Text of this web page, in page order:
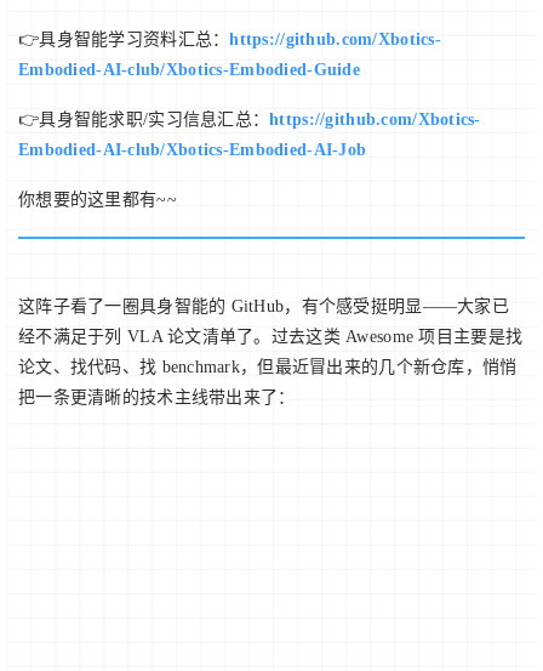
👉具身智能学习资料汇总：https://github.com/Xbotics-
Embodied-AI-club/Xbotics-Embodied-Guide
👉具身智能求职/实习信息汇总：https://github.com/Xbotics-
Embodied-AI-club/Xbotics-Embodied-AI-Job
你想要的这里都有~~
这阵子看了一圈具身智能的 GitHub，有个感受挺明显——大家已
经不满足于列 VLA 论文清单了。过去这类 Awesome 项目主要是找
论文、找代码、找 benchmark，但最近冒出来的几个新仓库，悄悄
把一条更清晰的技术主线带出来了：